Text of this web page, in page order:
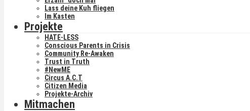
Lass deine Kuh fliegen
Im Kasten
Projekte
HATE-LESS
Conscious Parents in Crisis
Community Re-Awaken
Trust in Truth
#NewME
Circus A.C.T
Citizen Media
Projekte-Archiv
Mitmachen